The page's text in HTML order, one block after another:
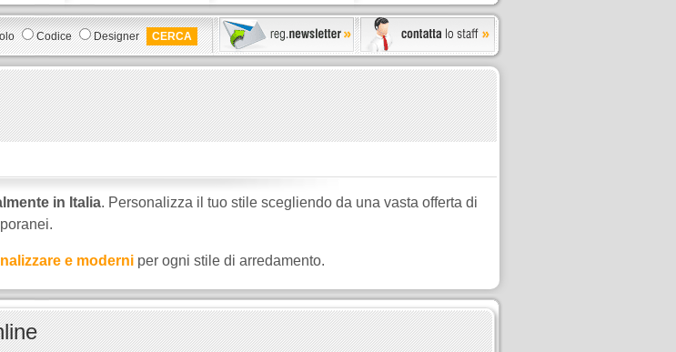
Codice Designer
in Italia. Personalizza il tuo stile scegliendo da una vasta offerta di
e moderni per ogni stile di arredamento.